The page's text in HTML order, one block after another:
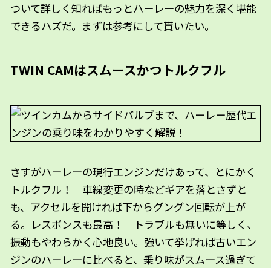
ついて詳しく知ればもっとハーレーの魅力を深く堪能
できるハズだ。まずは参考にして貰いたい。
TWIN CAMはスムースかつトルクフル
さすがハーレーの現行エンジンだけあって、とにかく
トルクフル！ 車線変更の時などギアを落とさずと
も、アクセルを開ければ下からグングン回転が上が
る。レスポンスも最高！ トラブルも無いに等しく、
振動もやわらかく心地良い。強いて挙げれば古いエン
ジンのハーレーに比べると、乗り味がスムース過ぎて